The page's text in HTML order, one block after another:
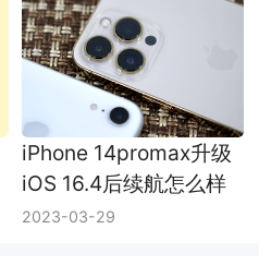
iPhone 14promax升级
iOS 16.4后续航怎么样
2023-03-29